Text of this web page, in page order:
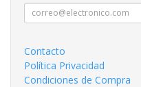
Contacto
Política Privacidad
Condiciones de Compra